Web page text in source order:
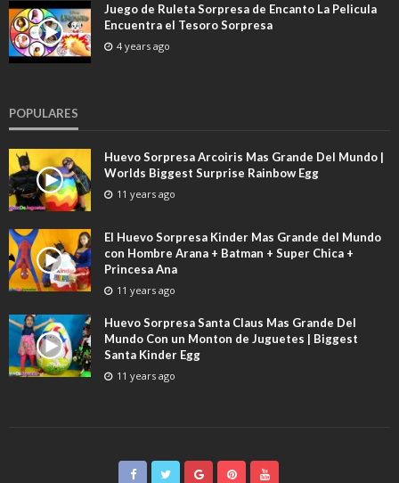
Juego de Ruleta Sorpresa de Encanto La Pelicula
Encuentra el Tesoro Sorpresa
4 years ago
POPULARES
Huevo Sorpresa Arcoiris Mas Grande Del Mundo |
Worlds Biggest Surprise Rainbow Egg
11 years ago
El Huevo Sorpresa Kinder Mas Grande del Mundo
con Hombre Arana + Batman + Super Chica +
Princesa Ana
11 years ago
Huevo Sorpresa Santa Claus Mas Grande Del
Mundo Con un Monton de Juguetes | Biggest
Santa Kinder Egg
11 years ago